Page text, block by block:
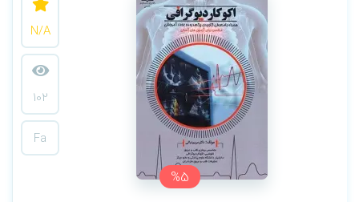
%5
N/A
102
Fa